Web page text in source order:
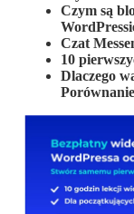
Czym są
Czat
10
Dlaczego